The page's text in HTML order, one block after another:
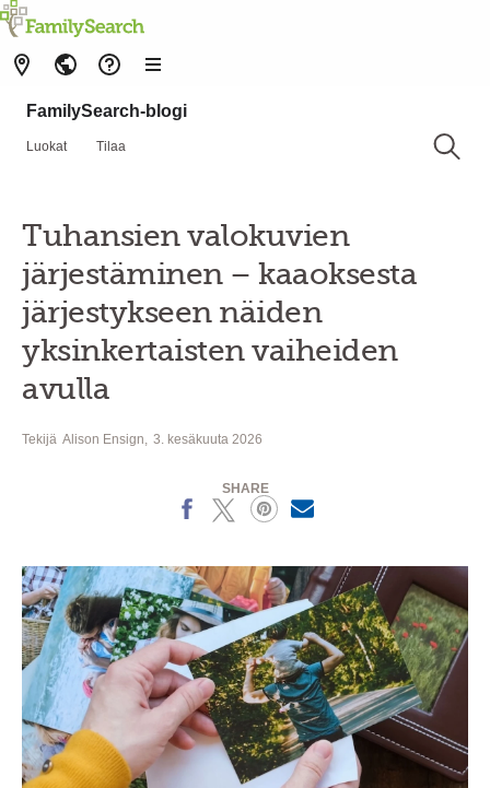
FamilySearch-blogi
Luokat Tilaa
Tuhansien valokuvien
järjestäminen – kaaoksesta
järjestykseen näiden
yksinkertaisten vaiheiden
avulla
Tekijä Alison Ensign 3. kesäkuuta 2026
SHARE
X